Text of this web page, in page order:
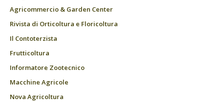
Agricommercio & Garden Center
Rivista di Orticoltura e Floricoltura
Il Contoterzista
Frutticoltura
Informatore Zootecnico
Macchine Agricole
Nova Agricoltura